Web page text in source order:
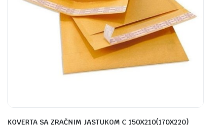
KOVERTA SA ZRAČNIM JASTUKOM C 150X210(170X220)